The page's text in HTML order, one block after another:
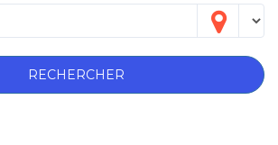
RECHERCHER